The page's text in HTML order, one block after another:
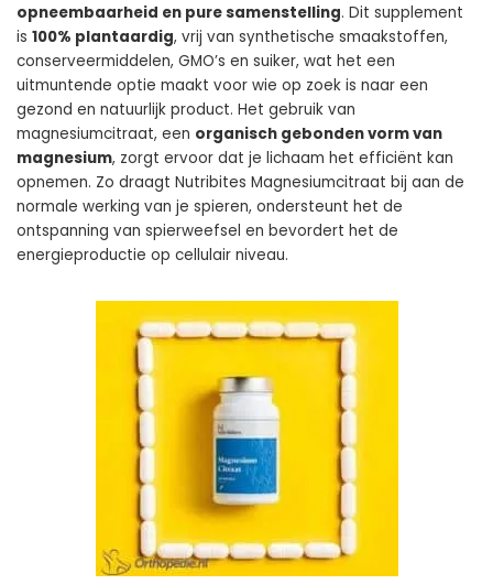
opneembaarheid en pure samenstelling. Dit supplement
is 100% plantaardig, vrij van synthetische smaakstoffen,
conserveermiddelen, GMO’s en suiker, wat het een
uitmuntende optie maakt voor wie op zoek is naar een
gezond en natuurlijk product. Het gebruik van
magnesiumcitraat, een organisch gebonden vorm van
magnesium, zorgt ervoor dat je lichaam het efficiënt kan
opnemen. Zo draagt Nutribites Magnesiumcitraat bij aan de
normale werking van je spieren, ondersteunt het de
ontspanning van spierweefsel en bevordert het de
energieproductie op cellulair niveau.